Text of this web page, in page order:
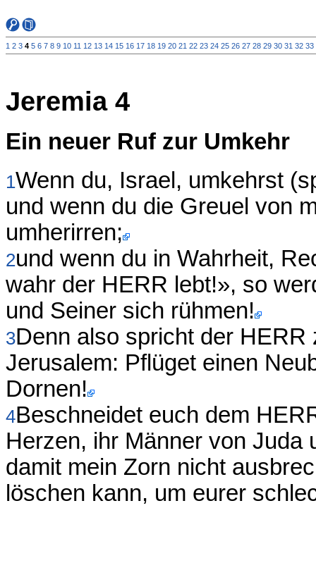
1 2 3 4 5 6 7 8 9 10 11 12 13 14 15 16 17 18 19 20 21 22 23 24 25 26 27 28 29 30 31 32 33
Jeremia 4
Ein neuer Ruf zur Umkehr
1Wenn du, Israel, umkehrst
und wenn du die Greuel von
umherirren;
2und wenn du in Wahrheit,
wahr der HERR lebt!», so
und Seiner sich rühmen!
3Denn also spricht der
Jerusalem: Pflüget einen
Dornen!
4Beschneidet euch dem
Herzen, ihr Männer von Juda
damit mein Zorn nicht
löschen kann, um eurer